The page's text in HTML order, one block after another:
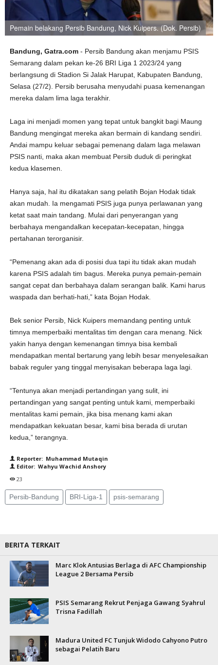
Pemain belakang Persib Bandung, Nick Kuipers. (Dok. Persib)
Bandung, Gatra.com - Persib Bandung akan menjamu PSIS
Semarang dalam pekan ke-26 BRI Liga 1 2023/24 yang
berlangsung di Stadion Si Jalak Harupat, Kabupaten Bandung,
Selasa (27/2). Persib berusaha menyudahi puasa kemenangan
mereka dalam lima laga terakhir.
Laga ini menjadi momen yang tepat untuk bangkit bagi Maung
Bandung mengingat mereka akan bermain di kandang sendiri.
Andai mampu keluar sebagai pemenang dalam laga melawan
PSIS nanti, maka akan membuat Persib duduk di peringkat
kedua klasemen.
Hanya saja, hal itu dikatakan sang pelatih Bojan Hodak tidak
akan mudah. Ia mengamati PSIS juga punya perlawanan yang
ketat saat main tandang. Mulai dari penyerangan yang
berbahaya mengandalkan kecepatan-kecepatan, hingga
pertahanan terorganisir.
“Pemenang akan ada di posisi dua tapi itu tidak akan mudah
karena PSIS adalah tim bagus. Mereka punya pemain-pemain
sangat cepat dan berbahaya dalam serangan balik. Kami harus
waspada dan berhati-hati,” kata Bojan Hodak.
Bek senior Persib, Nick Kuipers memandang penting untuk
timnya memperbaiki mentalitas tim dengan cara menang. Nick
yakin hanya dengan kemenangan timnya bisa kembali
mendapatkan mental bertarung yang lebih besar menyelesaikan
babak reguler yang tinggal menyisakan beberapa laga lagi.
“Tentunya akan menjadi pertandingan yang sulit, ini
pertandingan yang sangat penting untuk kami, memperbaiki
mentalitas kami pemain, jika bisa menang kami akan
mendapatkan kekuatan besar, kami bisa berada di urutan
kedua,” terangnya.
Reporter: Muhammad Mutaqin
Editor: Wahyu Wachid Anshory
23
Persib-Bandung BRI-Liga-1 psis-semarang
BERITA TERKAIT
Marc Klok Antusias Berlaga di AFC Championship
League 2 Bersama Persib
PSIS Semarang Rekrut Penjaga Gawang Syahrul
Trisna Fadillah
Madura United FC Tunjuk Widodo Cahyono Putro
sebagai Pelatih Baru